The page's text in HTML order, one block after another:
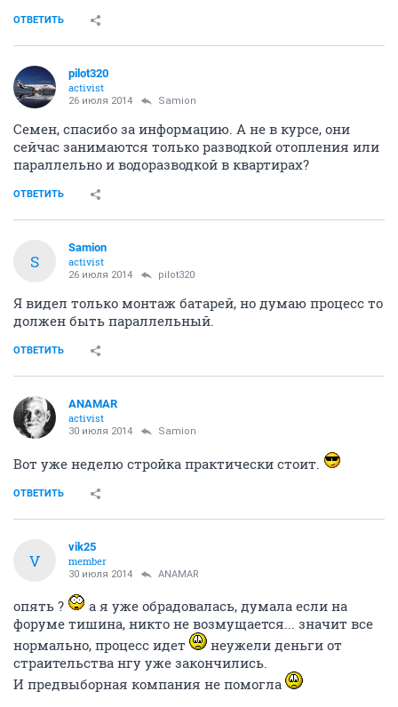
ОТВЕТИТЬ
pilot320
activist
26 июля 2014 Samion
Семен, спасибо за информацию. А не в курсе, они
сейчас занимаются только разводкой отопления или
параллельно и водоразводкой в квартирах?
ОТВЕТИТЬ
S
Samion
activist
26 июля 2014 pilot320
Я видел только монтаж батарей, но думаю процесс то
должен быть параллельный.
ОТВЕТИТЬ
ANAMAR
activist
30 июля 2014 Samion
Вот уже неделю стройка практически стоит.
ОТВЕТИТЬ
V
vik25
member
30 июля 2014 ANAMAR
опять ?
а я уже обрадовалась, думала если на
форуме тишина, никто не возмущается... значит все
нормально, процесс идет
неужели деньги от
страительства нгу уже закончились.
И предвыборная компания не помогла